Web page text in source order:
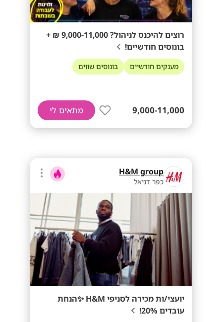
רוצים להיכנס לניהול? 9,000-11,000 ₪ +
בונוסים חודשיים!
מענקים חודשיים בונוסים שווים
9,000-11,000 מתאים לי
H&M group
כפר דניאל
יועצי/ות מכירה לסניפי H&M ✨הנחת
עובדים 20%!